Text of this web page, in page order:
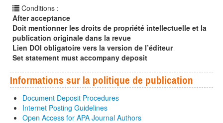
Conditions :
After acceptance
Doit mentionner les droits de propriété intellectuelle et la
publication originale dans la revue
Lien DOI obligatoire vers la version de l’éditeur
Set statement must accompany deposit
Informations sur la politique de publication
Document Deposit Procedures
Internet Posting Guidelines
Open Access for APA Journal Authors